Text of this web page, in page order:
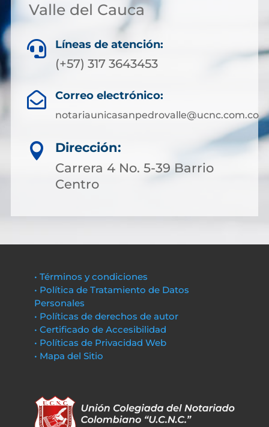
Valle del Cauca
 Líneas de atención:
(+57) 317 3643453
 Correo electrónico:
notariaunicasanpedrovalle@ucnc.com.co

Dirección:
Carrera 4 No. 5-39 Barrio
Centro
• Términos y condiciones
• Política de Tratamiento de Datos
Personales
• Políticas de derechos de autor
• Certificado de Accesibilidad
• Políticas de Privacidad Web
• Mapa del Sitio